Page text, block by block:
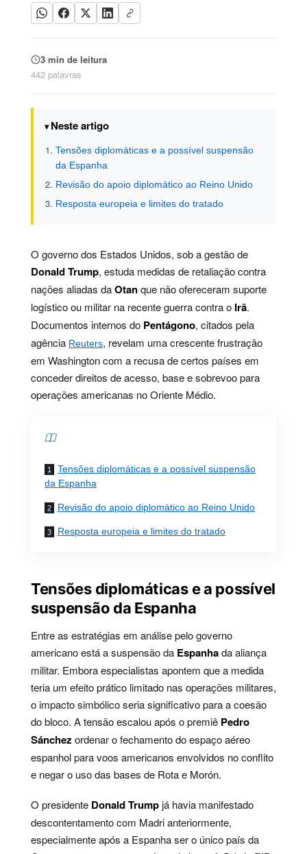
3 min de leitura
442 palavras
Neste artigo
Tensões diplomáticas e a possível suspensão
da Espanha
Revisão do apoio diplomático ao Reino Unido
Resposta europeia e limites do tratado
O governo dos Estados Unidos, sob a gestão de
Donald Trump, estuda medidas de retaliação contra
nações aliadas daOtanque não ofereceram suporte
logístico ou militar na recente guerra contra o Irã.
Documentos internos do Pentágono, citados pela
agência Reuters, revelam uma crescente frustração
em Washington com a recusa de certos países em
conceder direitos de acesso, base e sobrevoo para
operações americanas no Oriente Médio.
Tensões diplomáticas e a possível suspensão
da Espanha
Revisão do apoio diplomático ao Reino Unido
Resposta europeia e limites do tratado
Tensões diplomáticas e a possível
suspensão da Espanha
Entre as estratégias em análise pelo governo
americano está a suspensão da Espanhada aliança
militar. Embora especialistas apontem que a medida
teria um efeito prático limitado nas operações militares,
o impacto simbólico seria significativo para a coesão
do bloco. A tensão escalou após o premiê Pedro
Sánchez ordenar o fechamento do espaço aéreo
espanhol para voos americanos envolvidos no conflito
e negar o uso das bases de Rota e Morón.
O presidente Donald Trumpjá havia manifestado
descontentamento com Madri anteriormente,
especialmente após a Espanha ser o único país da